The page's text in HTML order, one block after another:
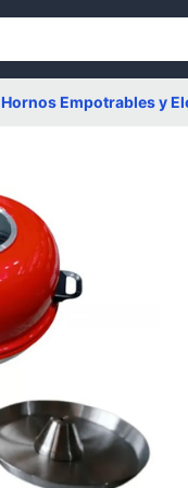
Hornos Empotrables y